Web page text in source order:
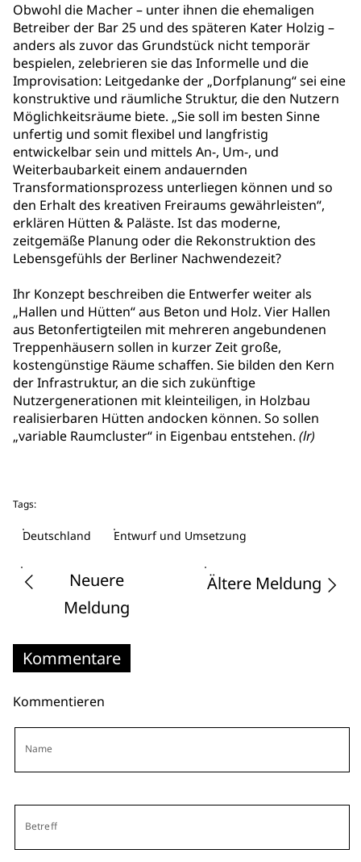
Obwohl die Macher – unter ihnen die ehemaligen
Betreiber der Bar 25 und des späteren Kater Holzig –
anders als zuvor das Grundstück nicht temporär
bespielen, zelebrieren sie das Informelle und die
Improvisation: Leitgedanke der „Dorfplanung“ sei eine
konstruktive und räumliche Struktur, die den Nutzern
Möglichkeitsräume biete. „Sie soll im besten Sinne
unfertig und somit flexibel und langfristig
entwickelbar sein und mittels An-, Um-, und
Weiterbaubarkeit einem andauernden
Transformationsprozess unterliegen können und so
den Erhalt des kreativen Freiraums gewährleisten“,
erklären Hütten & Paläste. Ist das moderne,
zeitgemäße Planung oder die Rekonstruktion des
Lebensgefühls der Berliner Nachwendezeit?
Ihr Konzept beschreiben die Entwerfer weiter als
„Hallen und Hütten“ aus Beton und Holz. Vier Hallen
aus Betonfertigteilen mit mehreren angebundenen
Treppenhäusern sollen in kurzer Zeit große,
kostengünstige Räume schaffen. Sie bilden den Kern
der Infrastruktur, an die sich zukünftige
Nutzergenerationen mit kleinteiligen, in Holzbau
realisierbaren Hütten andocken können. So sollen
„variable Raumcluster“ in Eigenbau entstehen. (lr)
Tags:
Deutschland Entwurf und Umsetzung
Neuere
Meldung
Ältere Meldung
Kommentare
Kommentieren
Name
Betreff